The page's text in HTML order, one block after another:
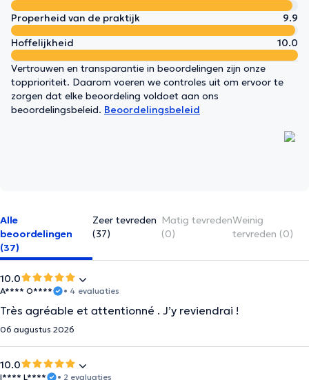
Properheid van de praktijk
9.9
Hoffelijkheid
10.0
Vertrouwen en transparantie in beoordelingen zijn onze
topprioriteit. Daarom voeren we controles uit om ervoor te
zorgen dat elke beoordeling voldoet aan ons
beoordelingsbeleid. Beoordelingsbeleid
Alle
beoordelingen
(37)
Zeer tevreden
(37)
Matig tevreden
(0)
Weinig
tervreden (0)
10.0
A**** O**** • 4 evaluaties
Très agréable et attentionné . J’y reviendrai !
06 augustus 2026
10.0
I**** L**** • 2 evaluaties